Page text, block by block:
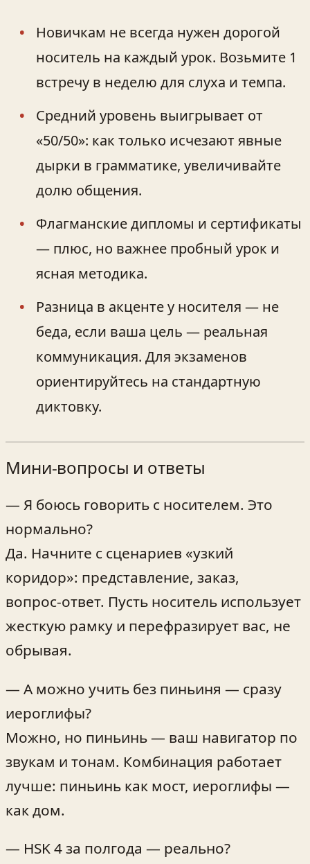
Новичкам не всегда нужен дорогой
носитель на каждый урок. Возьмите 1
встречу в неделю для слуха и темпа.
Средний уровень выигрывает от
«50/50»: как только исчезают явные
дырки в грамматике, увеличивайте
долю общения.
Флагманские дипломы и сертификаты
— плюс, но важнее пробный урок и
ясная методика.
Разница в акценте у носителя — не
беда, если ваша цель — реальная
коммуникация. Для экзаменов
ориентируйтесь на стандартную
диктовку.
Мини‑вопросы и ответы
— Я боюсь говорить с носителем. Это
нормально?
Да. Начните с сценариев «узкий
коридор»: представление, заказ,
вопрос‑ответ. Пусть носитель использует
жесткую рамку и перефразирует вас, не
обрывая.
— А можно учить без пиньиня — сразу
иероглифы?
Можно, но пиньинь — ваш навигатор по
звукам и тонам. Комбинация работает
лучше: пиньинь как мост, иероглифы —
как дом.
— HSK 4 за полгода — реально?